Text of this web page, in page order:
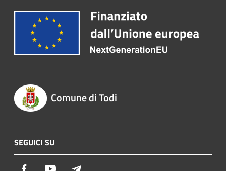
Comune di Todi
SEGUICI SU
Facebook Youtube